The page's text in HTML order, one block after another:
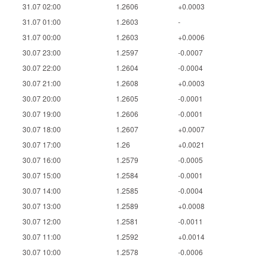
31.07 02:00
1.2606
+0.0003
31.07 01:00
1.2603
-
31.07 00:00
1.2603
+0.0006
30.07 23:00
1.2597
-0.0007
30.07 22:00
1.2604
-0.0004
30.07 21:00
1.2608
+0.0003
30.07 20:00
1.2605
-0.0001
30.07 19:00
1.2606
-0.0001
30.07 18:00
1.2607
+0.0007
30.07 17:00
1.26
+0.0021
30.07 16:00
1.2579
-0.0005
30.07 15:00
1.2584
-0.0001
30.07 14:00
1.2585
-0.0004
30.07 13:00
1.2589
+0.0008
30.07 12:00
1.2581
-0.0011
30.07 11:00
1.2592
+0.0014
30.07 10:00
1.2578 -0.0006